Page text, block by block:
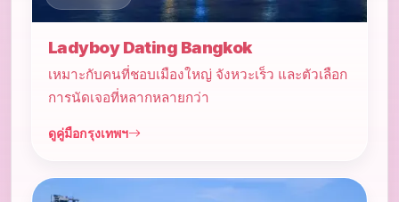
Ladyboy Dating Bangkok
เหมาะกับคนที่ชอบเมืองใหญ่ จังหวะเร็ว และตัวเลือก
การนัดเจอที่หลากหลายกว่า
ดูคู่มือกรุงเทพฯ